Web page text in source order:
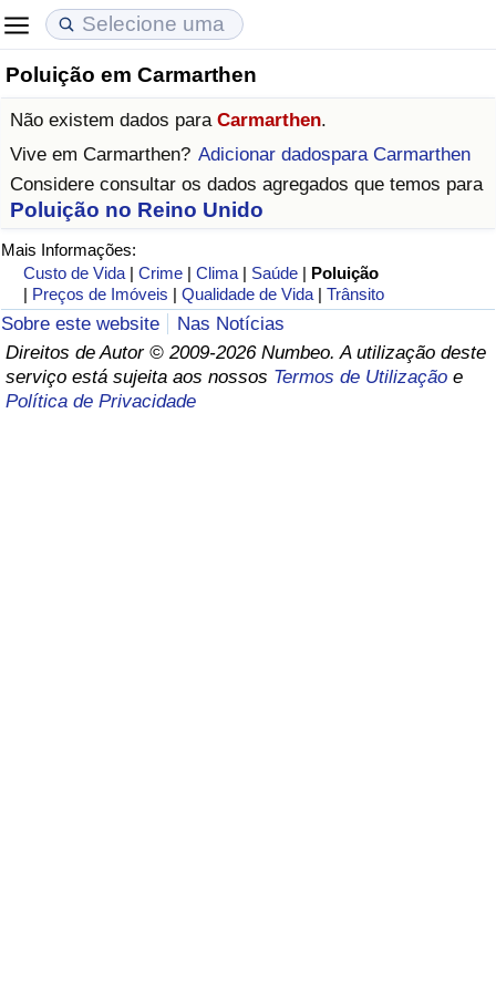
Poluição em Carmarthen
Não existem dados para Carmarthen.
Vive em Carmarthen? Adicionar dadospara Carmarthen
Considere consultar os dados agregados que temos para
Poluição no Reino Unido
Mais Informações:
Custo de Vida |Crime |Clima | Saúde | Poluição
| Preços de Imóveis |Qualidade de Vida |Trânsito
Sobre este website
Nas Notícias
Direitos de Autor © 2009-2026 Numbeo. A utilização deste
serviço está sujeita aos nossos Termos de Utilização e
Política de Privacidade
Custo de Vida
Indicador de Custo de Vida
Indicador de Custo de Vida Por País
em Aqaba
Preços de Imóveis
Indicador de Preços de Imóveis
Indicador de Preços de Imóveis por País
Qualidade de Vida
Indicador de Qualidade de Vida (Atual)
Índice de qualidade de vida por país
Crime
Taxa do Indicador de Crime (Atual)